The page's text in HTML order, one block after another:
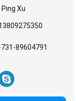
Ping Xu
89604791